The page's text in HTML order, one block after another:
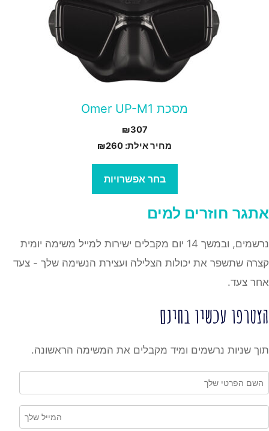
מסכת Omer UP-M1
₪307
מחיר אילת:
₪260
בחר אפשרויות
אתגר חוזרים למים
נרשמים, ובמשך 14 יום מקבלים ישירות למייל משימה יומית
קצרה שתשפר את יכולות הצלילה ועצירת הנשימה שלך - צעד
אחר צעד.
הצטרפו עכשיו בחינם
תוך שניות נרשמים ומיד מקבלים את המשימה הראשונה.